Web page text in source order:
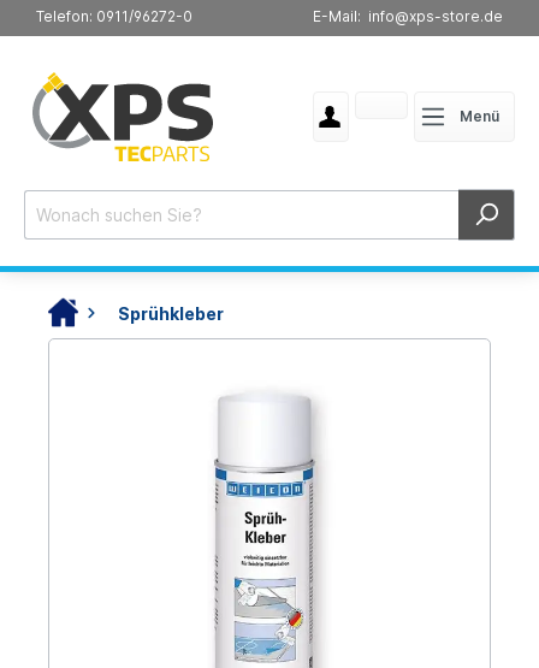
Telefon: 0911/96272-0 E-Mail: info@xps-store.de
Menü
Sprühkleber